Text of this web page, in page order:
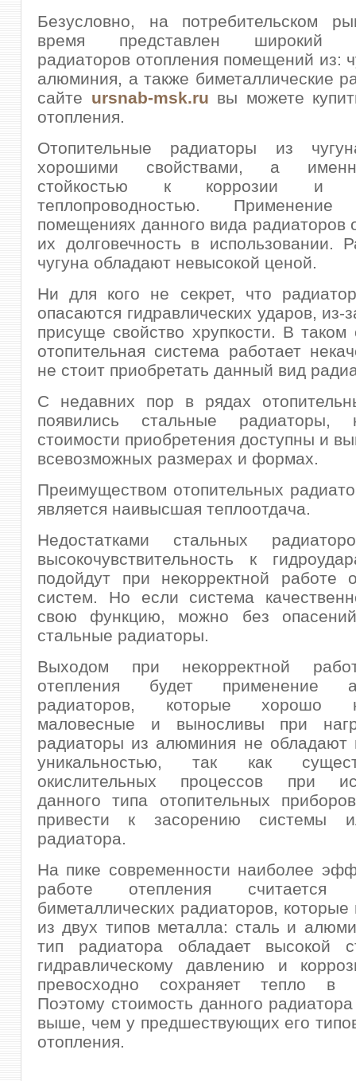
Безусловно, на потребительском
время представлен широкий
радиаторов отопления помещений из:
алюминия, а также биметаллические
сайте ursnab-msk.ru вы можете
отопления.
Отопительные радиаторы из
хорошими свойствами, а
стойкостью к коррозии и
теплопроводностью.
помещениях данного вида радиаторов
их долговечность в использовании.
чугуна обладают невысокой ценой.
Ни для кого не секрет, что
опасаются гидравлических ударов, из-
присуще свойство хрупкости. В таком
отопительная система работает
не стоит приобретать данный вид
С недавних пор в рядах
появились стальные радиаторы,
стоимости приобретения доступны и
всевозможных размерах и формах.
Преимуществом отопительных
является наивысшая теплоотдача.
Недостатками стальных
высокочувствительность к
подойдут при некорректной работе
систем. Но если система
свою функцию, можно без опасений
стальные радиаторы.
Выходом при некорректной
отепления будет применение
радиаторов, которые хорошо
маловесные и выносливы при
радиаторы из алюминия не обладают
уникальностью, так как
окислительных процессов при
данного типа отопительных
привести к засорению системы
радиатора.
На пике современности наиболее
работе отепления считается
биметаллических радиаторов,
из двух типов металла: сталь и
тип радиатора обладает высокой
гидравлическому давлению и
превосходно сохраняет тепло в
Поэтому стоимость данного
выше, чем у предшествующих его
отопления.